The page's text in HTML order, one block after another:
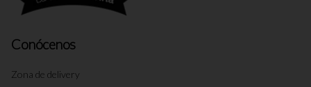
Conócenos
Zona de delivery